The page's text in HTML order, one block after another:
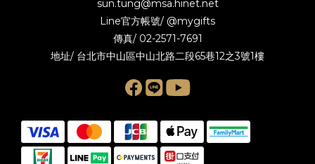
sun.tung@msa.hinet.net
Line官方帳號/ @mygifts
傳真/ 02-2571-7691
地址/ 台北市中山區中山北路二段65巷12之3號1樓